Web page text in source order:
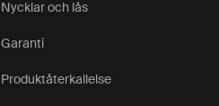
Nycklar och lås
Garanti
Produktåterkallelse